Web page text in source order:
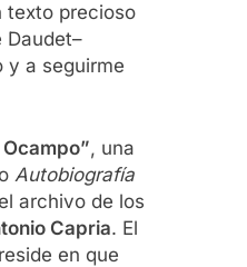
texto precioso
Daudet–
y a seguirme
, una
Autobiografía
archivo de los
Capria. El
en que